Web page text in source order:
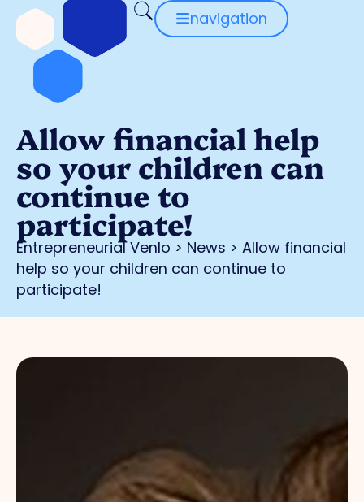
navigation
Allow financial help
so your children can
continue to
participate!
Entrepreneurial Venlo > News > Allow financial
help so your children can continue to
participate!